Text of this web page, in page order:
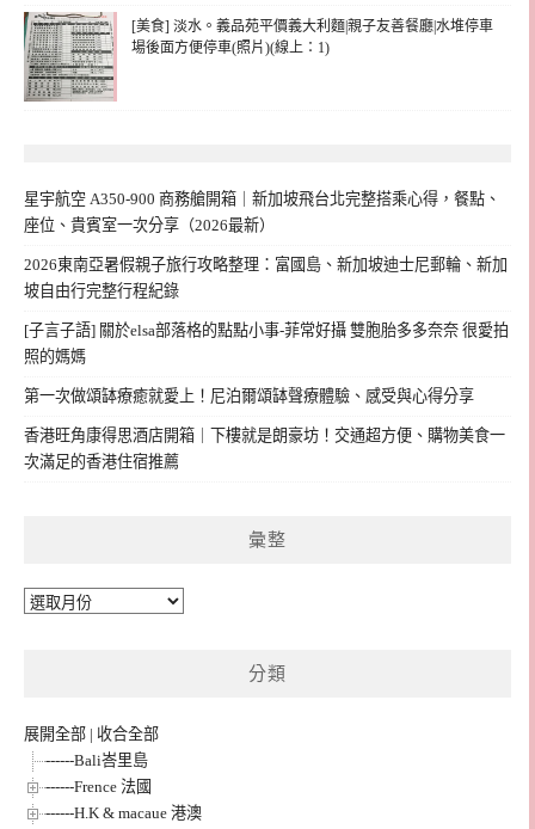
[美食] 淡水。義品苑平價義大利麵|親子友善餐廳|水堆停車
場後面方便停車(照片)(線上：1)
星宇航空 A350-900 商務艙開箱｜新加坡飛台北完整搭乘心得，餐點、
座位、貴賓室一次分享（2026最新）
2026東南亞暑假親子旅行攻略整理：富國島、新加坡迪士尼郵輪、新加
坡自由行完整行程紀錄
[子言子語] 關於elsa部落格的點點小事-菲常好攝 雙胞胎多多奈奈 很愛拍
照的媽媽
第一次做頌缽療癒就愛上！尼泊爾頌缽聲療體驗、感受與心得分享
香港旺角康得思酒店開箱｜下樓就是朗豪坊！交通超方便、購物美食一
次滿足的香港住宿推薦
彙整
彙
分類
展開全部 | 收合全部
------Bali峇里島
------Frence 法國
------H.K & macaue 港澳